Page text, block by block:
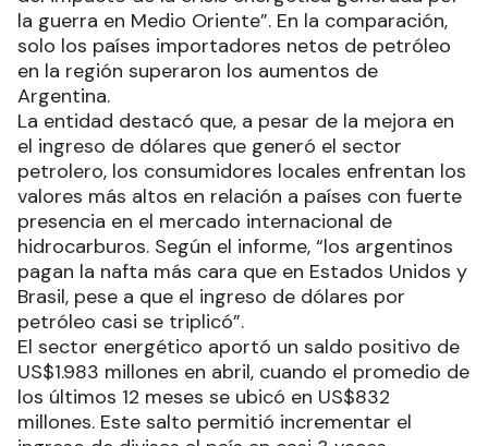
la guerra en Medio Oriente”. En la comparación,
solo los países importadores netos de petróleo
en la región superaron los aumentos de
Argentina.
La entidad destacó que, a pesar de la mejora en
el ingreso de dólares que generó el sector
petrolero, los consumidores locales enfrentan los
valores más altos en relación a países con fuerte
presencia en el mercado internacional de
hidrocarburos. Según el informe, “los argentinos
pagan la nafta más cara que en Estados Unidos y
Brasil, pese a que el ingreso de dólares por
petróleo casi se triplicó”.
El sector energético aportó un saldo positivo de
US$1.983 millones en abril, cuando el promedio de
los últimos 12 meses se ubicó en US$832
millones. Este salto permitió incrementar el